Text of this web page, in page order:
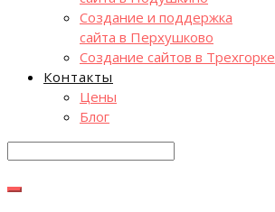
Создание и поддержка
сайта в Перхушково
Создание сайтов в Трехгорке
Контакты
Цены
Блог